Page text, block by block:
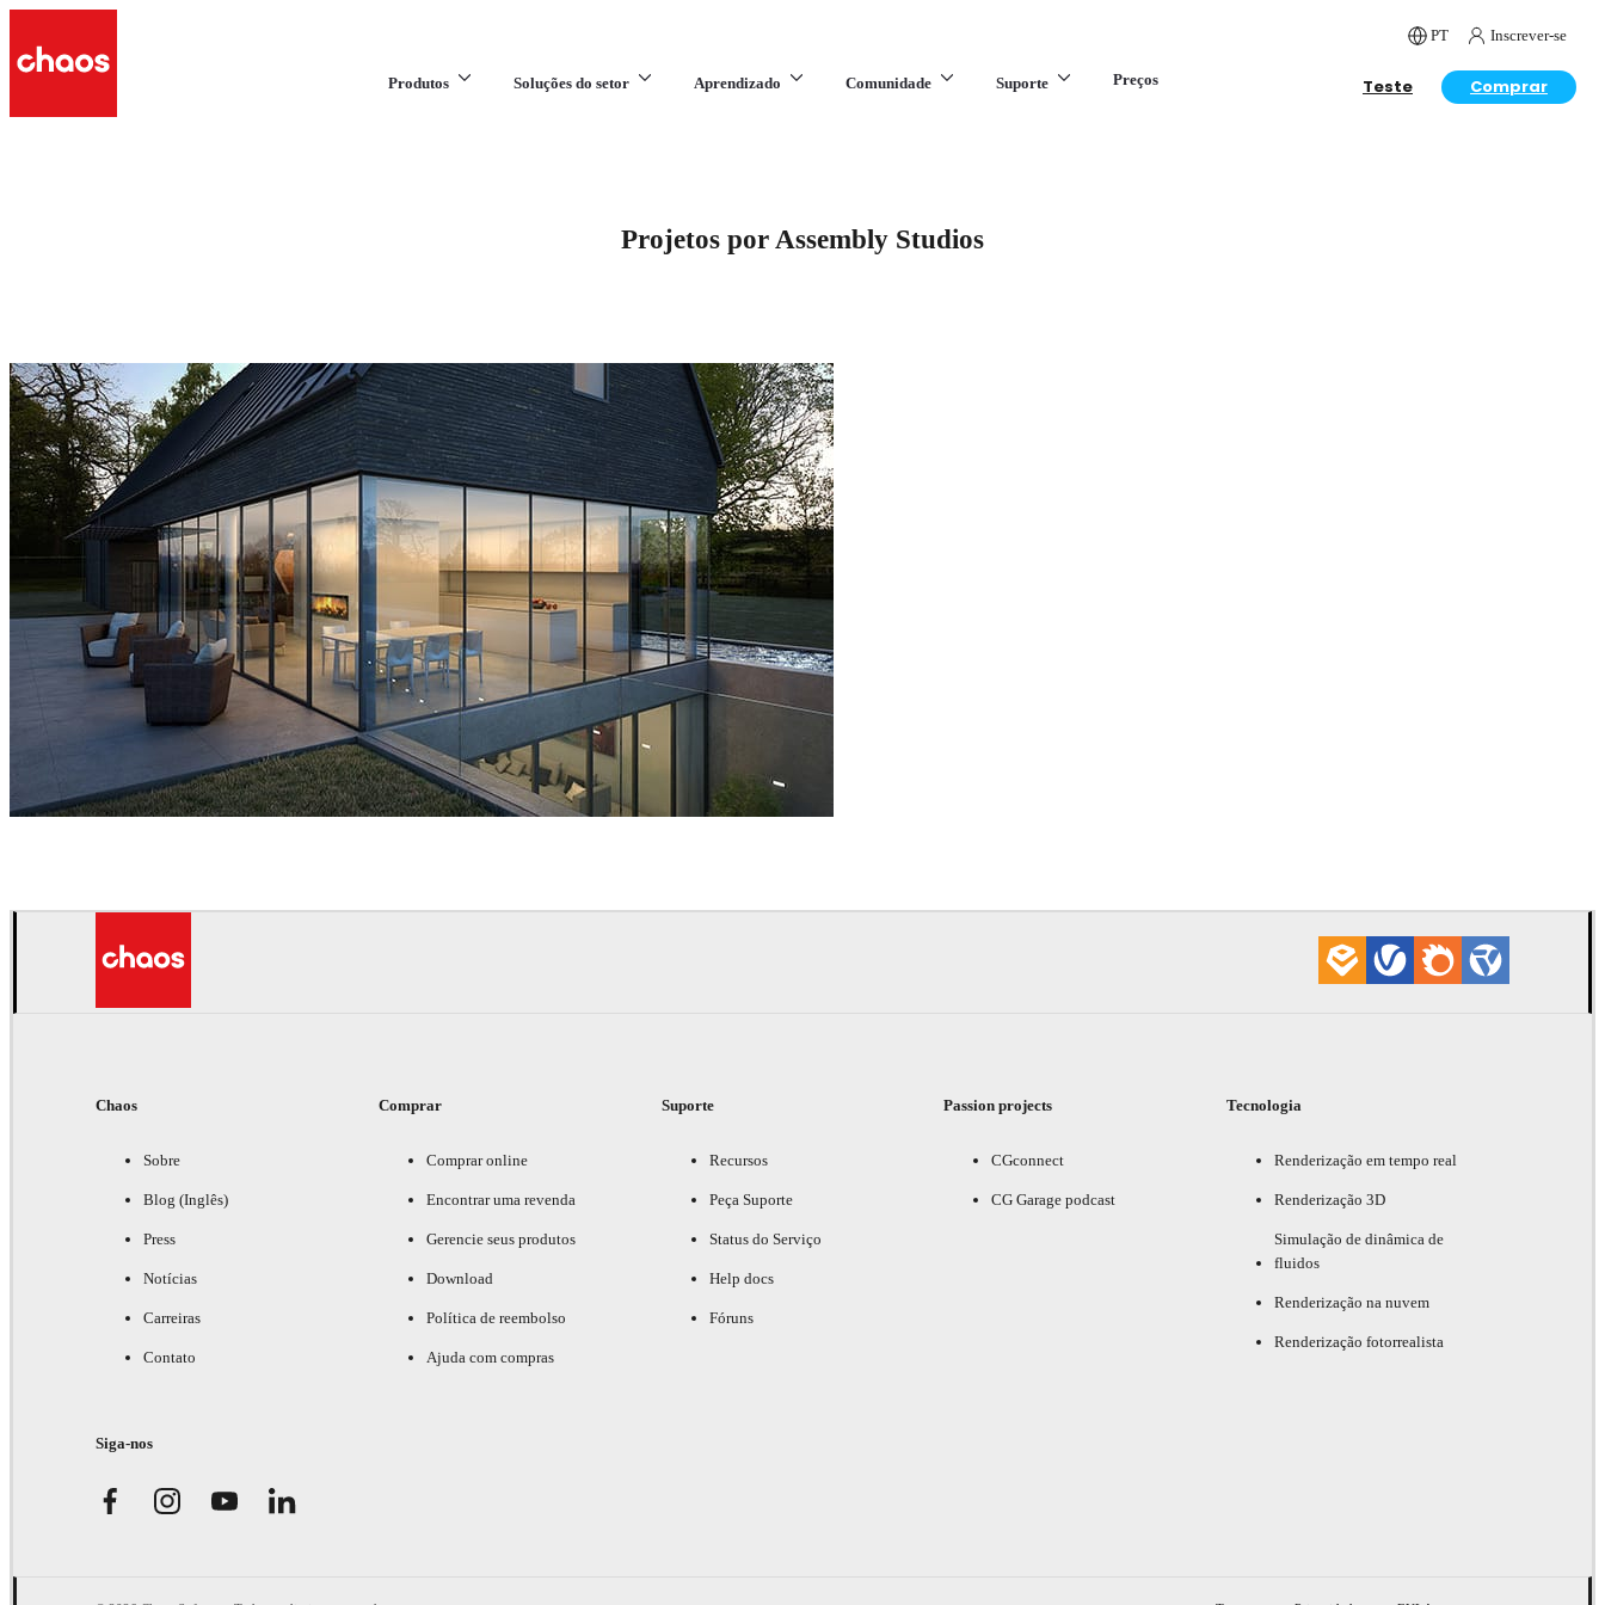
PT Inscrever-se
Produtos Soluções do setor Aprendizado Comunidade Suporte Preços Teste Comprar
Projetos por Assembly Studios
Chaos
Sobre
Blog (Inglês)
Press
Notícias
Carreiras
Contato
Comprar
Comprar online
Encontrar uma revenda
Gerencie seus produtos
Download
Política de reembolso
Ajuda com compras
Suporte
Recursos
Peça Suporte
Status do Serviço
Help docs
Fóruns
Passion projects
CGconnect
CG Garage podcast
Tecnologia
Renderização em tempo real
Renderização 3D
Simulação de dinâmica de
fluidos
Renderização na nuvem
Renderização fotorrealista
Siga-nos